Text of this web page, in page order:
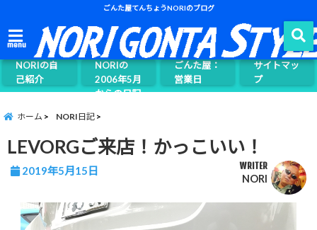
ごんた屋てんちょうNORIのブログ
menu
NORIの自
己紹介
ごんた屋て
んちょう
NORIの
2006年5月
からの日記
ごんた屋：
営業日
サイトマッ
プ
ホーム NORI日記
LEVORGご来店！かっこいい！
2019年5月15日 WRITER
NORI